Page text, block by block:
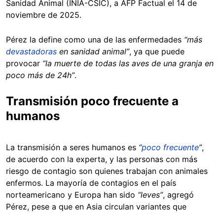
Sanidad Animal (INIA-CSIC), a AFP Factual el 14 de
noviembre de 2025.
Pérez la define como una de las enfermedades “más
devastadoras en sanidad animal”, ya que puede
provocar “la muerte de todas las aves de una granja en
poco más de 24h”.
Transmisión poco frecuente a
humanos
La transmisión a seres humanos es “poco frecuente”,
de acuerdo con la experta, y las personas con más
riesgo de contagio son quienes trabajan con animales
enfermos. La mayoría de contagios en el país
norteamericano y Europa han sido “leves”, agregó
Pérez, pese a que en Asia circulan variantes que